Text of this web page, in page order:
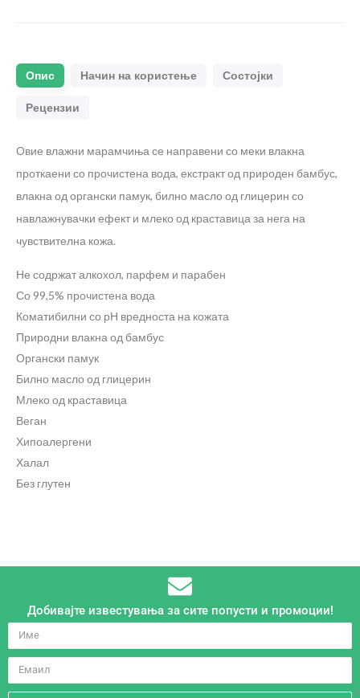
Опис Начин на користење Состојки
Рецензии
Овие влажни марамчиња се направени со меки влакна
проткаени со прочистена вода, екстракт од природен бамбус,
влакна од органски памук, билно масло од глицерин со
навлажнувачки ефект и млеко од краставица за нега на
чувствителна кожа.
Не содржат алкохол, парфем и парабен
Со 99,5% прочистена вода
Коматибилни со рН вредноста на кожата
Природни влакна од бамбус
Органски памук
Билно масло од глицерин
Млеко од краставица
Веган
Хипоалергени
Халал
Без глутен
Добивајте известувања за сите попусти и промоции!